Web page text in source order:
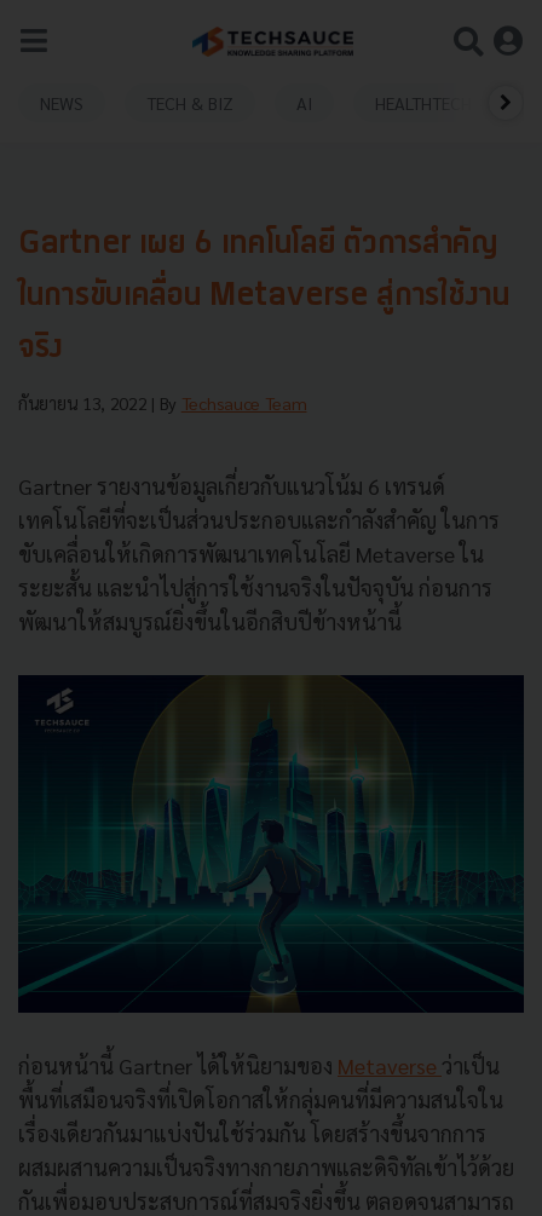
NEWS TECH & BIZ AI HEALTHTECH
Gartner เผย 6 เทคโนโลยี ตัวการสำคัญ
ในการขับเคลื่อน Metaverse สู่การใช้งาน
จริง
กันยายน 13, 2022 | By Techsauce Team
Gartner รายงานข้อมูลเกี่ยวกับแนวโน้ม 6 เทรนด์
เทคโนโลยีที่จะเป็นส่วนประกอบและกำลังสำคัญ ในการ
ขับเคลื่อนให้เกิดการพัฒนาเทคโนโลยี Metaverse ใน
ระยะสั้น และนำไปสู่การใช้งานจริงในปัจจุบัน ก่อนการ
พัฒนาให้สมบูรณ์ยิ่งขึ้นในอีกสิบปีข้างหน้านี้
ก่อนหน้านี้ Gartner ได้ให้นิยามของ Metaverse ว่าเป็น
พื้นที่เสมือนจริงที่เปิดโอกาสให้กลุ่มคนที่มีความสนใจใน
เรื่องเดียวกันมาแบ่งปันใช้ร่วมกัน โดยสร้างขึ้นจากการ
ผสมผสานความเป็นจริงทางกายภาพและดิจิทัลเข้าไว้ด้วย
กันเพื่อมอบประสบการณ์ที่สมจริงยิ่งขึ้น ตลอดจนสามารถ